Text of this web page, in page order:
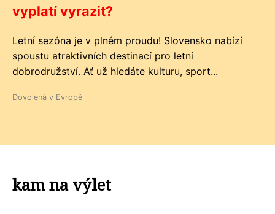
vyplatí vyrazit?
Letní sezóna je v plném proudu! Slovensko nabízí
spoustu atraktivních destinací pro letní
dobrodružství. Ať už hledáte kulturu, sport...
Dovolená v Evropě
kam na výlet